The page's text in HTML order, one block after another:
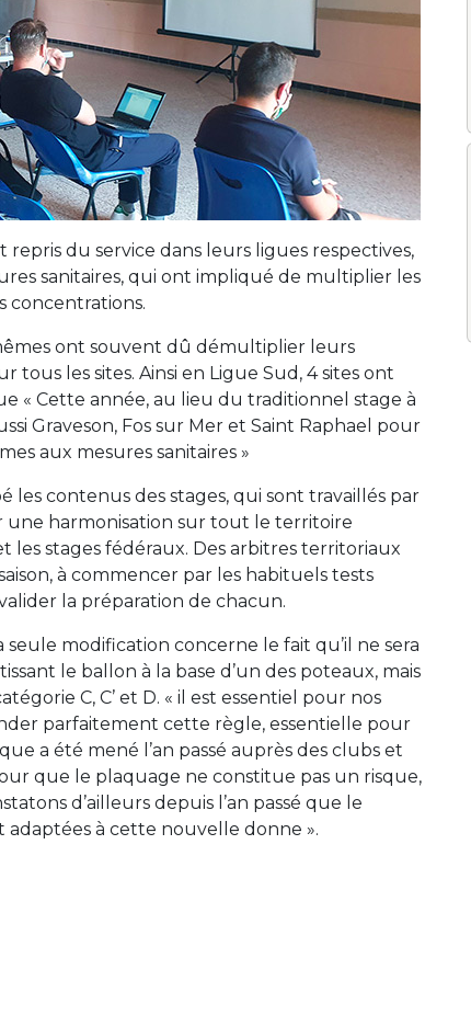
du service dans leurs ligues respectives,
sanitaires, qui ont impliqué de multiplier les
concentrations.
ont souvent dû démultiplier leurs
les sites. Ainsi en Ligue Sud, 4 sites ont
« Cette année, au lieu du traditionnel stage à
Graveson, Fos sur Mer et Saint Raphael pour
aux mesures sanitaires »
contenus des stages, qui sont travaillés par
une harmonisation sur tout le territoire
les stages fédéraux. Des arbitres territoriaux
à commencer par les habituels tests
la préparation de chacun.
modification concerne le fait qu’il ne sera
le ballon à la base d’un des poteaux, mais
C, C’ et D. « il est essentiel pour nos
parfaitement cette règle, essentielle pour
a été mené l’an passé auprès des clubs et
que le plaquage ne constitue pas un risque,
d’ailleurs depuis l’an passé que le
adaptées à cette nouvelle donne ».